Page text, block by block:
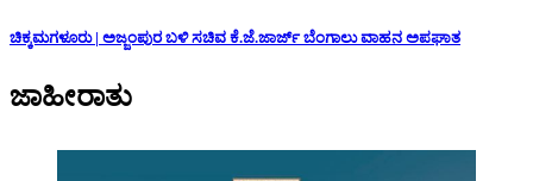
ಚಿಕ್ಕಮಗಳೂರು | ಅಜ್ಜಂಪುರ ಬಳಿ ಸಚಿವ ಕೆ.ಜೆ.ಜಾರ್ಜ್ ಬೆಂಗಾಲು ವಾಹನ ಅಪಘಾತ
ಜಾಹೀರಾತು